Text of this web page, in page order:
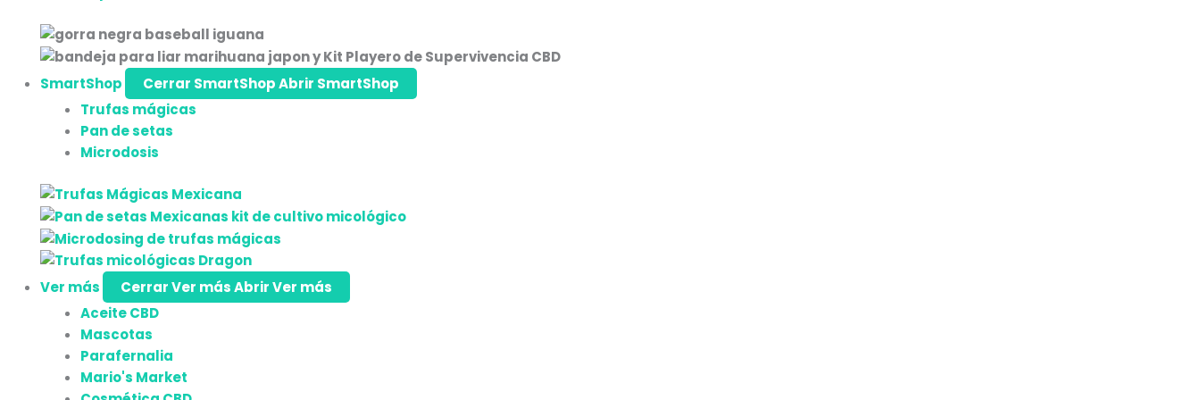
SmartShop Cerrar SmartShopAbrir SmartShop
Trufas mágicas
Pan de setas
Microdosis
Ver más Cerrar Ver másAbrir Ver más
Aceite CBD
Mascotas
Parafernalia
Mario's Market